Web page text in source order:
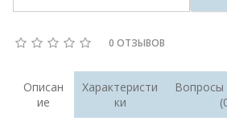
0 ОТЗЫВОВ
Описан
ие
Характеристи
ки